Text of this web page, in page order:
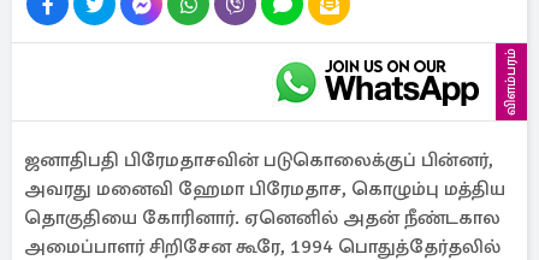
விளம்பரம்
ஜனாதிபதி பிரேமதாசவின் படுகொலைக்குப் பின்னர்,
அவரது மனைவி ஹேமா பிரேமதாச, கொழும்பு மத்திய
தொகுதியை கோரினார். ஏனெனில் அதன் நீண்டகால
அமைப்பாளர் சிறிசேன கூரே, 1994 பொதுத்தேர்தலில்